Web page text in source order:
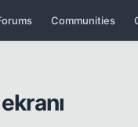
Communities